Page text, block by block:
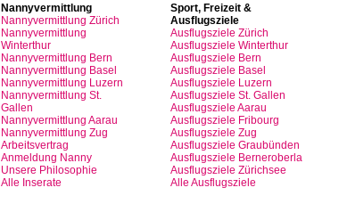
Nannyvermittlung
Nannyvermittlung Zürich
Nannyvermittlung
Winterthur
Nannyvermittlung Bern
Nannyvermittlung Basel
Nannyvermittlung Luzern
Nannyvermittlung St.
Gallen
Nannyvermittlung Aarau
Nannyvermittlung Zug
Arbeitsvertrag
Anmeldung Nanny
Unsere Philosophie
Alle Inserate
Sport, Freizeit&
Ausflugsziele
Ausflugsziele Zürich
Ausflugsziele Winterthur
Ausflugsziele Bern
Ausflugsziele Basel
Ausflugsziele Luzern
Ausflugsziele St. Gallen
Ausflugsziele Aarau
Ausflugsziele Fribourg
Ausflugsziele Zug
Ausflugsziele Graubünden
Ausflugsziele Berneroberla
Ausflugsziele Zürichsee
Alle Ausflugsziele